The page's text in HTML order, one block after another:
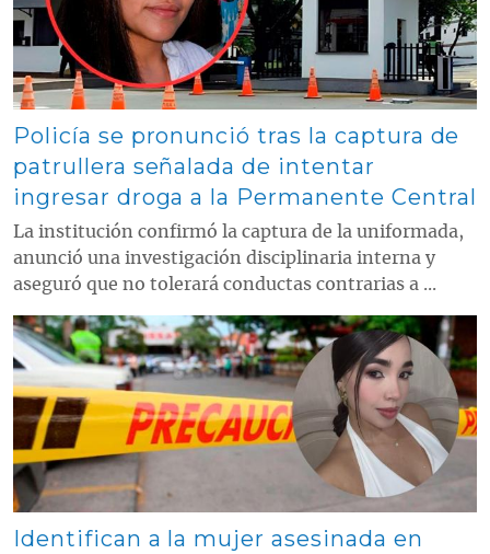
Policía se pronunció tras la captura de
patrullera señalada de intentar
ingresar droga a la Permanente Central
La institución confirmó la captura de la uniformada,
anunció una investigación disciplinaria interna y
aseguró que no tolerará conductas contrarias a ...
Contenido multimedia principal
Identifican a la mujer asesinada en